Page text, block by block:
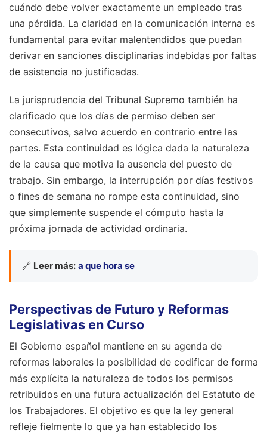
cuándo debe volver exactamente un empleado tras
una pérdida. La claridad en la comunicación interna es
fundamental para evitar malentendidos que puedan
derivar en sanciones disciplinarias indebidas por faltas
de asistencia no justificadas.
La jurisprudencia del Tribunal Supremo también ha
clarificado que los días de permiso deben ser
consecutivos, salvo acuerdo en contrario entre las
partes. Esta continuidad es lógica dada la naturaleza
de la causa que motiva la ausencia del puesto de
trabajo. Sin embargo, la interrupción por días festivos
o fines de semana no rompe esta continuidad, sino
que simplemente suspende el cómputo hasta la
próxima jornada de actividad ordinaria.
🔗 Leer más: a que hora se
Perspectivas de Futuro y Reformas
Legislativas en Curso
El Gobierno español mantiene en su agenda de
reformas laborales la posibilidad de codificar de forma
más explícita la naturaleza de todos los permisos
retribuidos en una futura actualización del Estatuto de
los Trabajadores. El objetivo es que la ley general
refleje fielmente lo que ya han establecido los